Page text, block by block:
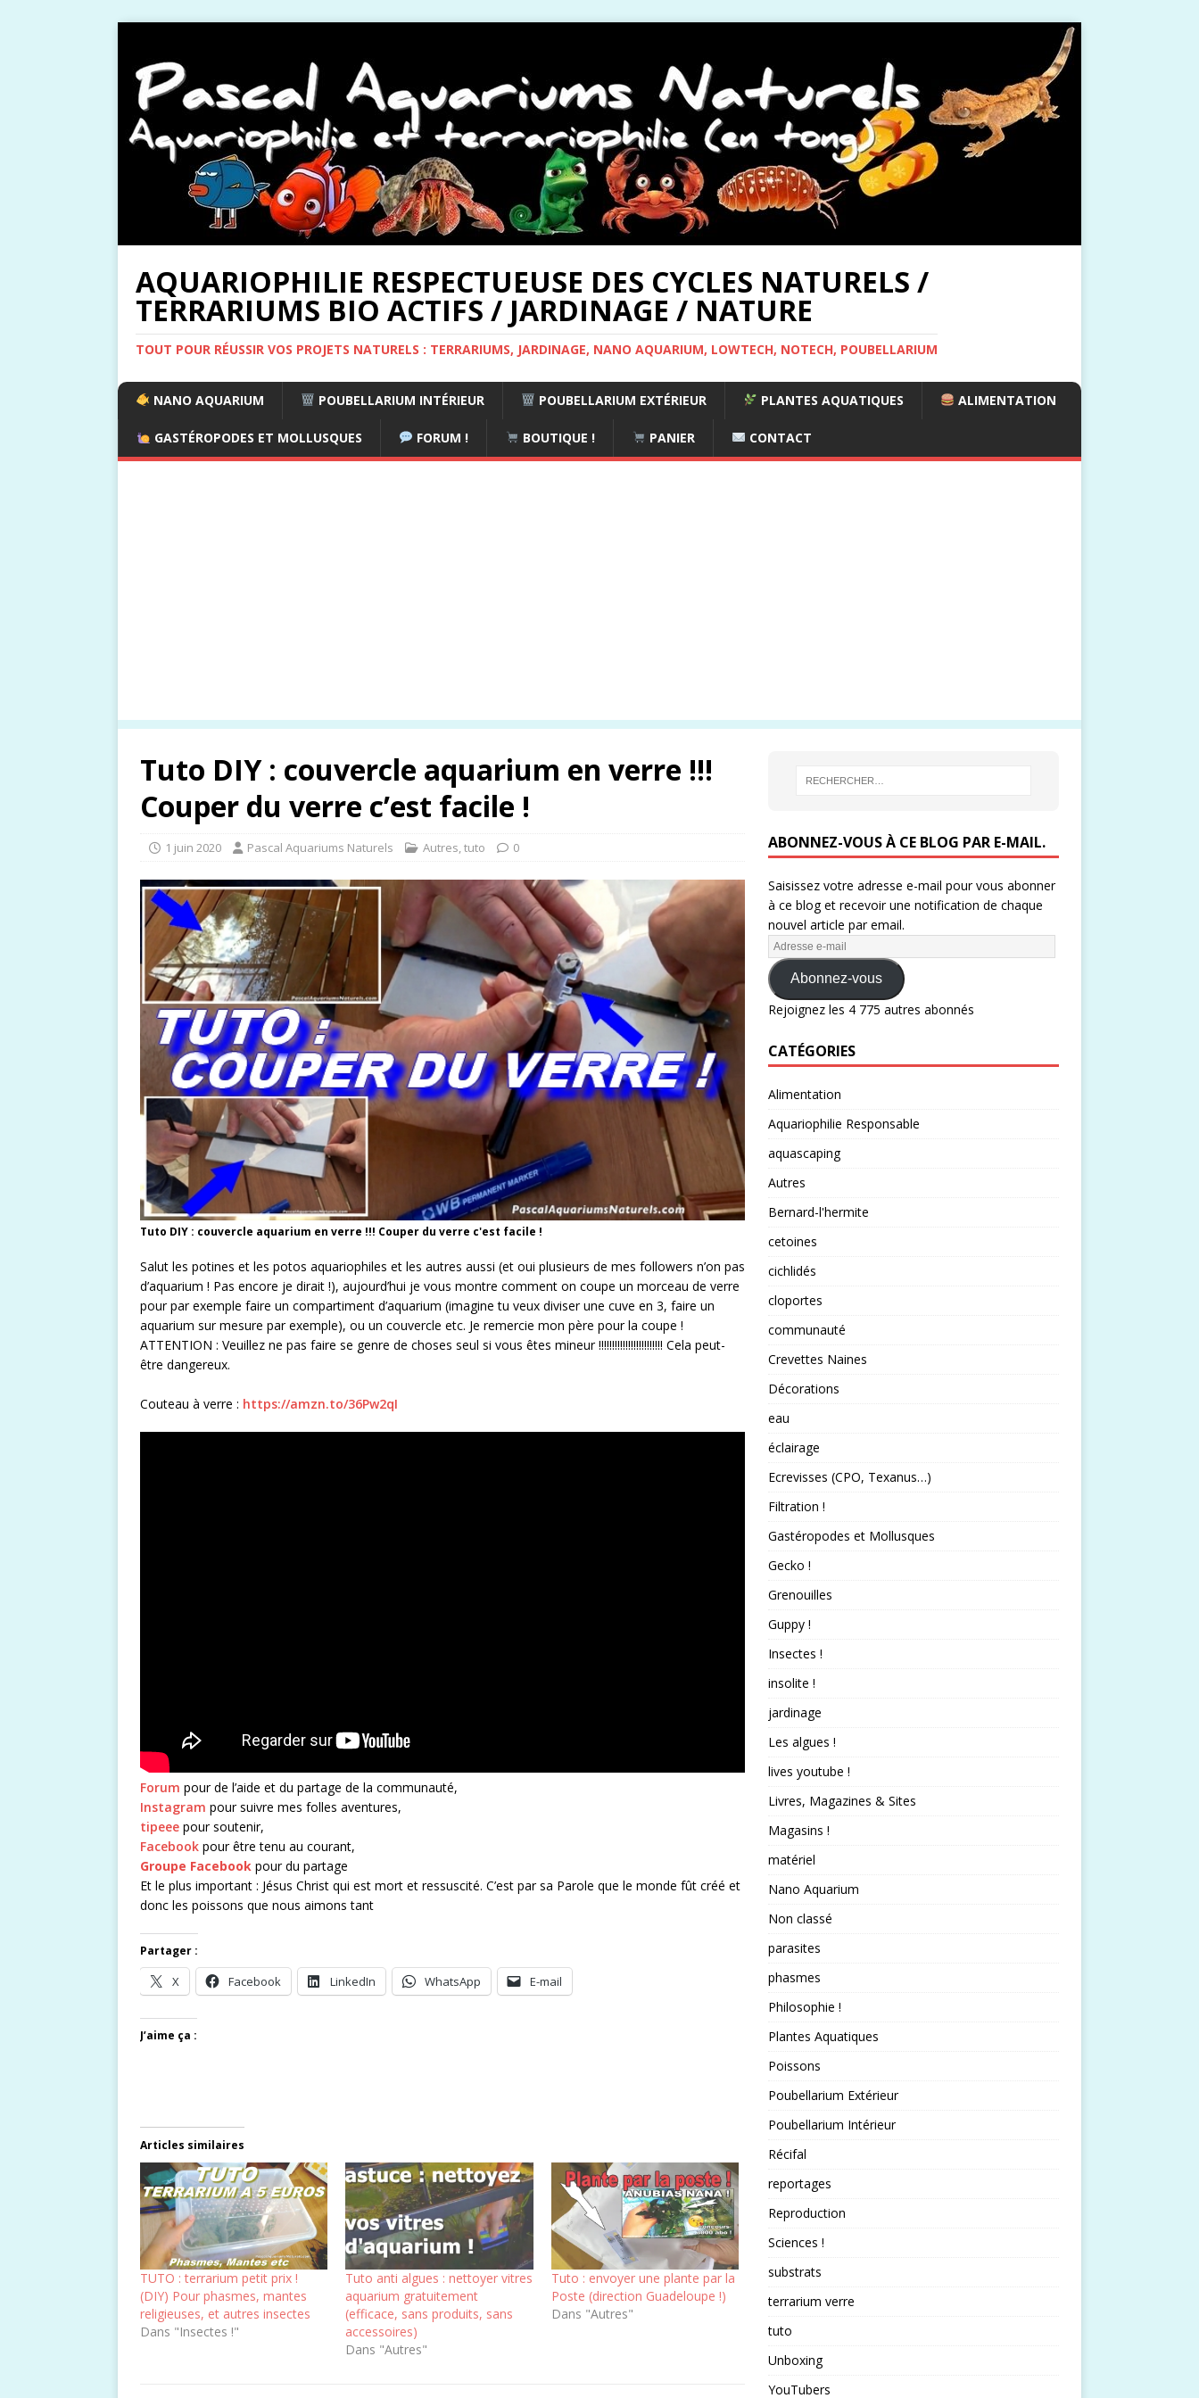
AQUARIOPHILIE RESPECTUEUSE DES CYCLES NATURELS /
TERRARIUMS BIO ACTIFS / JARDINAGE / NATURE
TOUT POUR RÉUSSIR VOS PROJETS NATURELS : TERRARIUMS, JARDINAGE, NANO AQUARIUM, LOWTECH, NOTECH, POUBELLARIUM
NANO AQUARIUM POUBELLARIUM INTÉRIEUR POUBELLARIUM EXTÉRIEUR PLANTES AQUATIQUES ALIMENTATION
GASTÉROPODES ET MOLLUSQUES FORUM ! BOUTIQUE ! PANIER CONTACT
Tuto DIY : couvercle aquarium en verre !!!
Couper du verre c’est facile !
1 juin 2020 Pascal Aquariums Naturels Autres,tuto 0
Tuto DIY : couvercle aquarium en verre !!! Couper du verre c'est facile !
Salut les potines et les potos aquariophiles et les autres aussi (et oui plusieurs de mes followers n’on pas
d’aquarium ! Pas encore je dirait !), aujourd’hui je vous montre comment on coupe un morceau de verre
pour par exemple faire un compartiment d’aquarium (imagine tu veux diviser une cuve en 3, faire un
aquarium sur mesure par exemple), ou un couvercle etc. Je remercie mon père pour la coupe !
ATTENTION : Veuillez ne pas faire se genre de choses seul si vous êtes mineur !!!!!!!!!!!!!!!!!!!!!!!! Cela peut-
être dangereux.
Couteau à verre : https://amzn.to/36Pw2qI
Forum pour de l’aide et du partage de la communauté,
Instagram pour suivre mes folles aventures,
tipeee pour soutenir,
Facebook pour être tenu au courant,
Groupe Facebook pour du partage
Et le plus important : Jésus Christ qui est mort et ressuscité. C’est par sa Parole que le monde fût créé et
donc les poissons que nous aimons tant
Partager :
X Facebook LinkedIn WhatsApp E-mail
J’aime ça :
Articles similaires
TUTO : terrarium petit prix !
(DIY) Pour phasmes, mantes
religieuses, et autres insectes
Dans "Insectes !"
Tuto anti algues : nettoyer vitres
aquarium gratuitement
(efficace, sans produits, sans
accessoires)
Dans "Autres"
Tuto : envoyer une plante par la
Poste (direction Guadeloupe !)
Dans "Autres"
ABONNEZ-VOUS À CE BLOG PAR E-MAIL.
Saisissez votre adresse e-mail pour vous abonner
à ce blog et recevoir une notification de chaque
nouvel article par email.
Abonnez-vous
Rejoignez les 4 775 autres abonnés
CATÉGORIES
Alimentation
Aquariophilie Responsable
aquascaping
Autres
Bernard-l'hermite
cetoines
cichlidés
cloportes
communauté
Crevettes Naines
Décorations
eau
éclairage
Ecrevisses (CPO, Texanus…)
Filtration !
Gastéropodes et Mollusques
Gecko !
Grenouilles
Guppy !
Insectes !
insolite !
jardinage
Les algues !
lives youtube !
Livres, Magazines & Sites
Magasins !
matériel
Nano Aquarium
Non classé
parasites
phasmes
Philosophie !
Plantes Aquatiques
Poissons
Poubellarium Extérieur
Poubellarium Intérieur
Récifal
reportages
Reproduction
Sciences !
substrats
terrarium verre
tuto
Unboxing
YouTubers